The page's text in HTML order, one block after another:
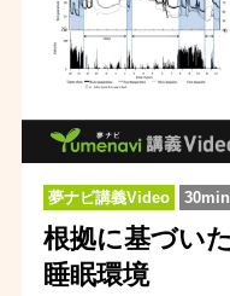
夢ナビ講義Video 30min
根拠に基づい
睡眠環境